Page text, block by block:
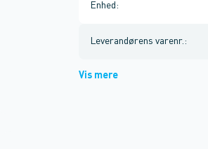
Enhed :
Leverandørens varenr. :
Vis mere